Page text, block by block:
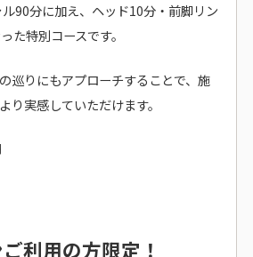
90分に加え、ヘッド10分・前脚リン
た特別コースです。
巡りにもアプローチすることで、施
り実感していただけます。
利用の方限定！